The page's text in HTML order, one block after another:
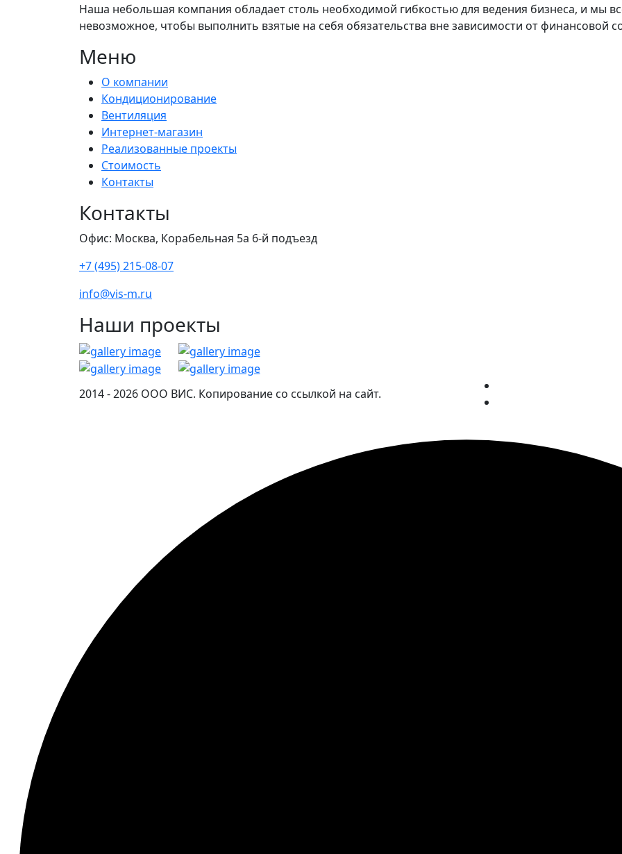
Наша небольшая компания обладает столь необходимой гибкостью для ведения бизнеса, и мы
невозможное, чтобы выполнить взятые на себя обязательства вне зависимости от финансовой
Меню
О компании
Кондиционирование
Вентиляция
Интернет-магазин
Реализованные проекты
Стоимость
Контакты
Контакты
Офис: Москва, Корабельная 5а 6-й подъезд
+7 (495) 215-08-07
info@vis-m.ru
Наши проекты
2014 - 2026 ООО ВИС. Копирование со ссылкой на сайт.